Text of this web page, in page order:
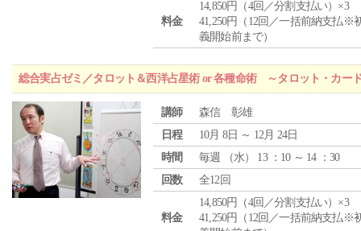
料金
14,850円（4回／分割支払い）×3
41,250円（12回／一括前納支払※
義開始前まで）
総合実占ゼミ／タロット＆西洋占星術 or 各種命術 ～タロット・カー
講師
森信 彰雄
日程
10月 8日 ～ 12月 24日
時間
毎週 （水） 13 ：10 ～ 14 ：30
回数
全12回
料金
14,850円（4回／分割支払い）×3
41,250円（12回／一括前納支払※